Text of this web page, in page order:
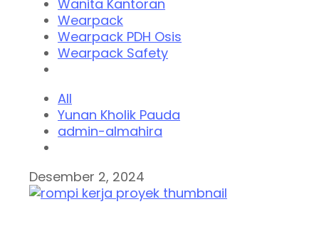
Wanita Kantoran
Wearpack
Wearpack PDH Osis
Wearpack Safety
All
Yunan Kholik Pauda
admin-almahira
Desember 2, 2024